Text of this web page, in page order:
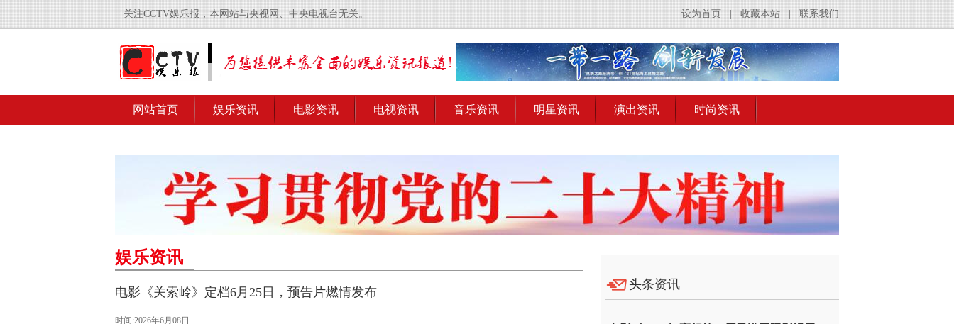
关注CCTV娱乐报，本网站与央视网、中央电视台无关。 联系我们
收藏本站
设为首页
网站首页 娱乐资讯 电影资讯 电视资讯 音乐资讯 明星资讯 演出资讯 时尚资讯
娱乐资讯
电影《关索岭》定档6月25日，预告片燃情发布
时间:2026年6月08日
头条资讯